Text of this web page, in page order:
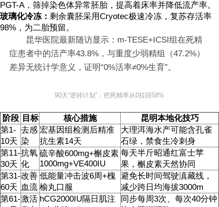
PGT-A，筛掉染色体异常胚胎，提高着床率并降低流产率。
玻璃化冷冻： 剩余囊胚采用Cryotec极速冷冻，复苏存活率
98%，为二胎预留。
昆华医院最新随访显示：m-TESE+ICSI组在死精
症患者中的活产率43.8%，与重度少弱精组（47.2%）
差异无统计学意义，证明“0%活率≠0%生育”。
90天“逆转计划”：把死精率从0拉回58%
阶段 目标 核心措施
昆明本地化技巧
第1-
10天
去感
染
宏基因组检测后精准
抗生素14天
大理洱海水产可能含孔雀
石绿，禁食生冷刺身
第11-
30天
抗氧
化
硫辛酸600mg+槲皮素
1000mg+VE400IU
每天半斤昭通红富士苹
果，槲皮素天然协同
第31-
60天
改善
血流
低能量冲击波6周+槐
榆丸口服
避免长时间驾驶滇藏线，
减少跨日均海拔3000m
第61-激活 hCG2000IU隔日肌注
同步每周3次、每次40分钟